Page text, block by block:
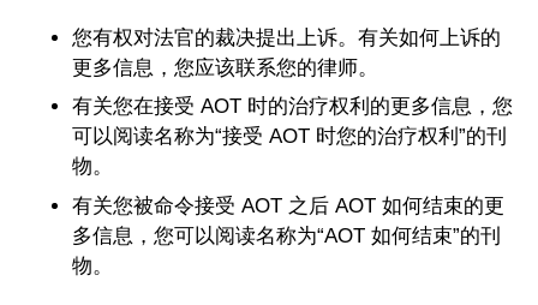
您有权对法官的裁决提出上诉。有关如何上诉的
更多信息，您应该联系您的律师。
有关您在接受 AOT 时的治疗权利的更多信息，您
可以阅读名称为“接受 AOT 时您的治疗权利”的刊
物。
有关您被命令接受 AOT 之后 AOT 如何结束的更
多信息，您可以阅读名称为“AOT 如何结束”的刊
物。